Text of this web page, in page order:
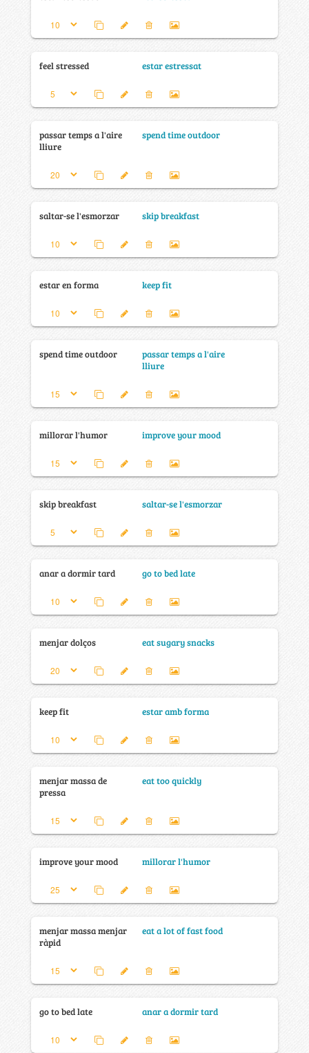
feel stressed estar estressat
passar temps a l'aire
lliure
spend time outdoor
saltar-se l'esmorzar skip breakfast
estar en forma keep fit
spend time outdoor
passar temps a l'aire
lliure
millorar l'humor improve your mood
skip breakfast saltar-se l'esmorzar
anar a dormir tard go to bed late
menjar dolços eat sugary snacks
keep fit estar amb forma
menjar massa de
pressa
eat too quickly
improve your mood millorar l'humor
menjar massa menjar
ràpid
eat a lot of fast food
go to bed late anar a dormir tard